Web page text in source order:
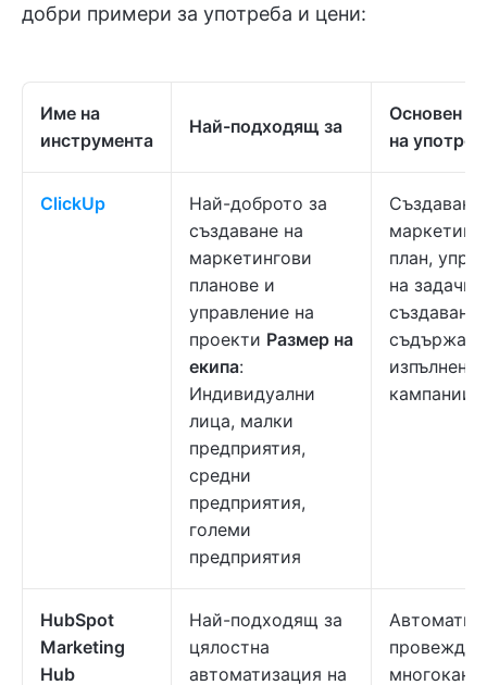
добри примери за употреба и цени:
Име на
инструмента
Най-подходящ за
Основен
на
ClickUp
Най-доброто за
създаване на
маркетингови
планове и
управление на
проекти Размер на
екипа:
Индивидуални
лица, малки
предприятия,
средни
предприятия,
големи
предприятия
Създаване
план,
на задачи,
създаване
кампании
HubSpot
Marketing
Hub
Най-подходящ за
цялостна
автоматизация на